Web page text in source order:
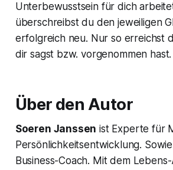
Unterbewusstsein für dich
überschreibst du den jeweiligen
erfolgreich neu. Nur so erreichst
dir sagst bzw. vorgenommen hast.
Über den Autor
Soeren Janssen ist Experte für
Persönlichkeitsentwicklung.
Business-Coach. Mit dem